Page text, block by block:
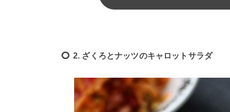
2. ざくろとナッツのキャロットサラダ